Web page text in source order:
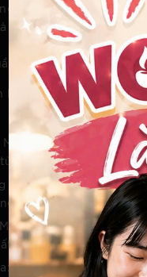
(perfumer) và xưởng
và một tác phẩm
Khiết
hình, mà còn là
Mang đặc tính cháy
tốn và bền bỉ.
óng và mang sẵn âm
các ion âm, dập tắt
Mềm mại như bơ, sáp
sắc nhất trong các
blend) đòi hỏi